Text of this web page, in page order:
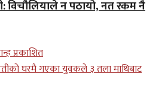
विचौलियाले न पठायो, नत रकम नै
प्रकाशित